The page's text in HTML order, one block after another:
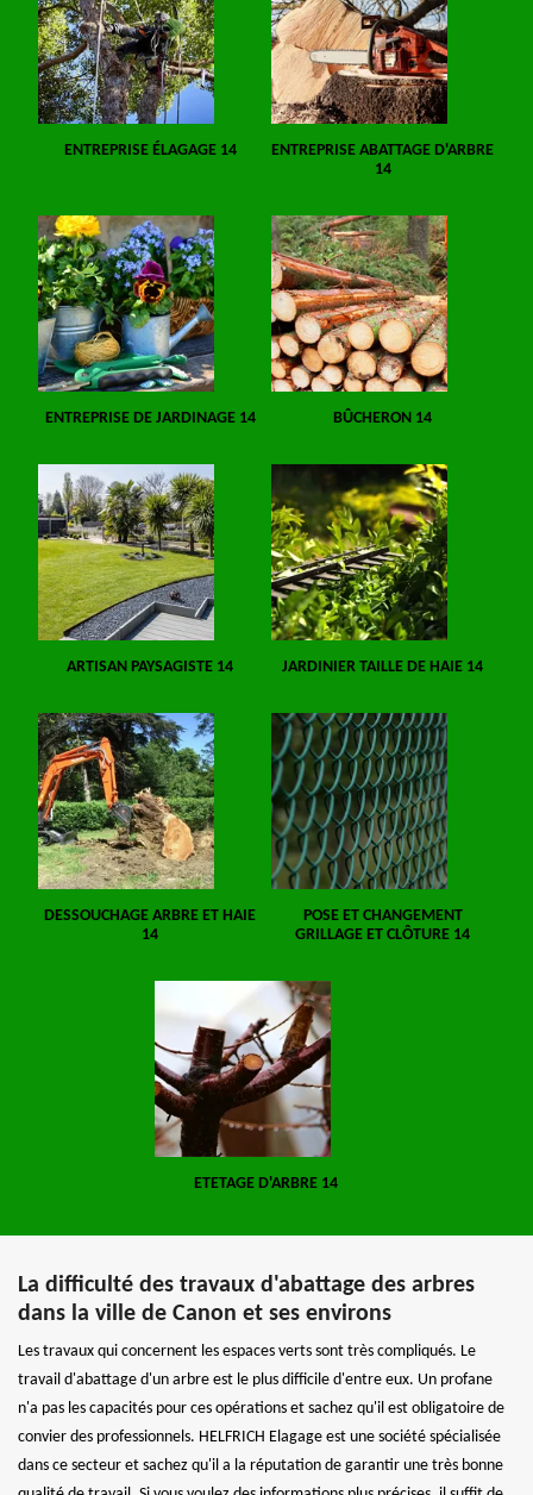
ENTREPRISE ÉLAGAGE 14
ENTREPRISE ABATTAGE D'ARBRE
14
ENTREPRISE DE JARDINAGE 14 BÛCHERON 14
ARTISAN PAYSAGISTE 14 JARDINIER TAILLE DE HAIE 14
DESSOUCHAGE ARBRE ET HAIE
14
POSE ET CHANGEMENT
GRILLAGE ET CLÔTURE 14
ETETAGE D'ARBRE 14
La difficulté des travaux d'abattage des arbres
dans la ville de Canon et ses environs
Les travaux qui concernent les espaces verts sont très compliqués. Le
travail d'abattage d'un arbre est le plus difficile d'entre eux. Un profane
n'a pas les capacités pour ces opérations et sachez qu'il est obligatoire de
convier des professionnels. HELFRICH Elagage est une société spécialisée
dans ce secteur et sachez qu'il a la réputation de garantir une très bonne